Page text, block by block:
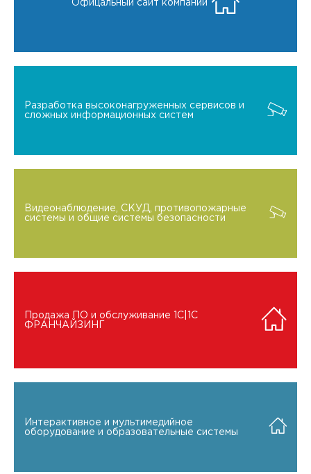
Офицальный сайт компании
Разработка высоконагруженных сервисов и
сложных информационных систем
Видеонаблюдение, СКУД, противопожарные
системы и общие системы безопасности
Продажа ПО и обслуживание 1C|1C
ФРАНЧАЙЗИНГ
Интерактивное и мультимедийное
оборудование и образовательные системы